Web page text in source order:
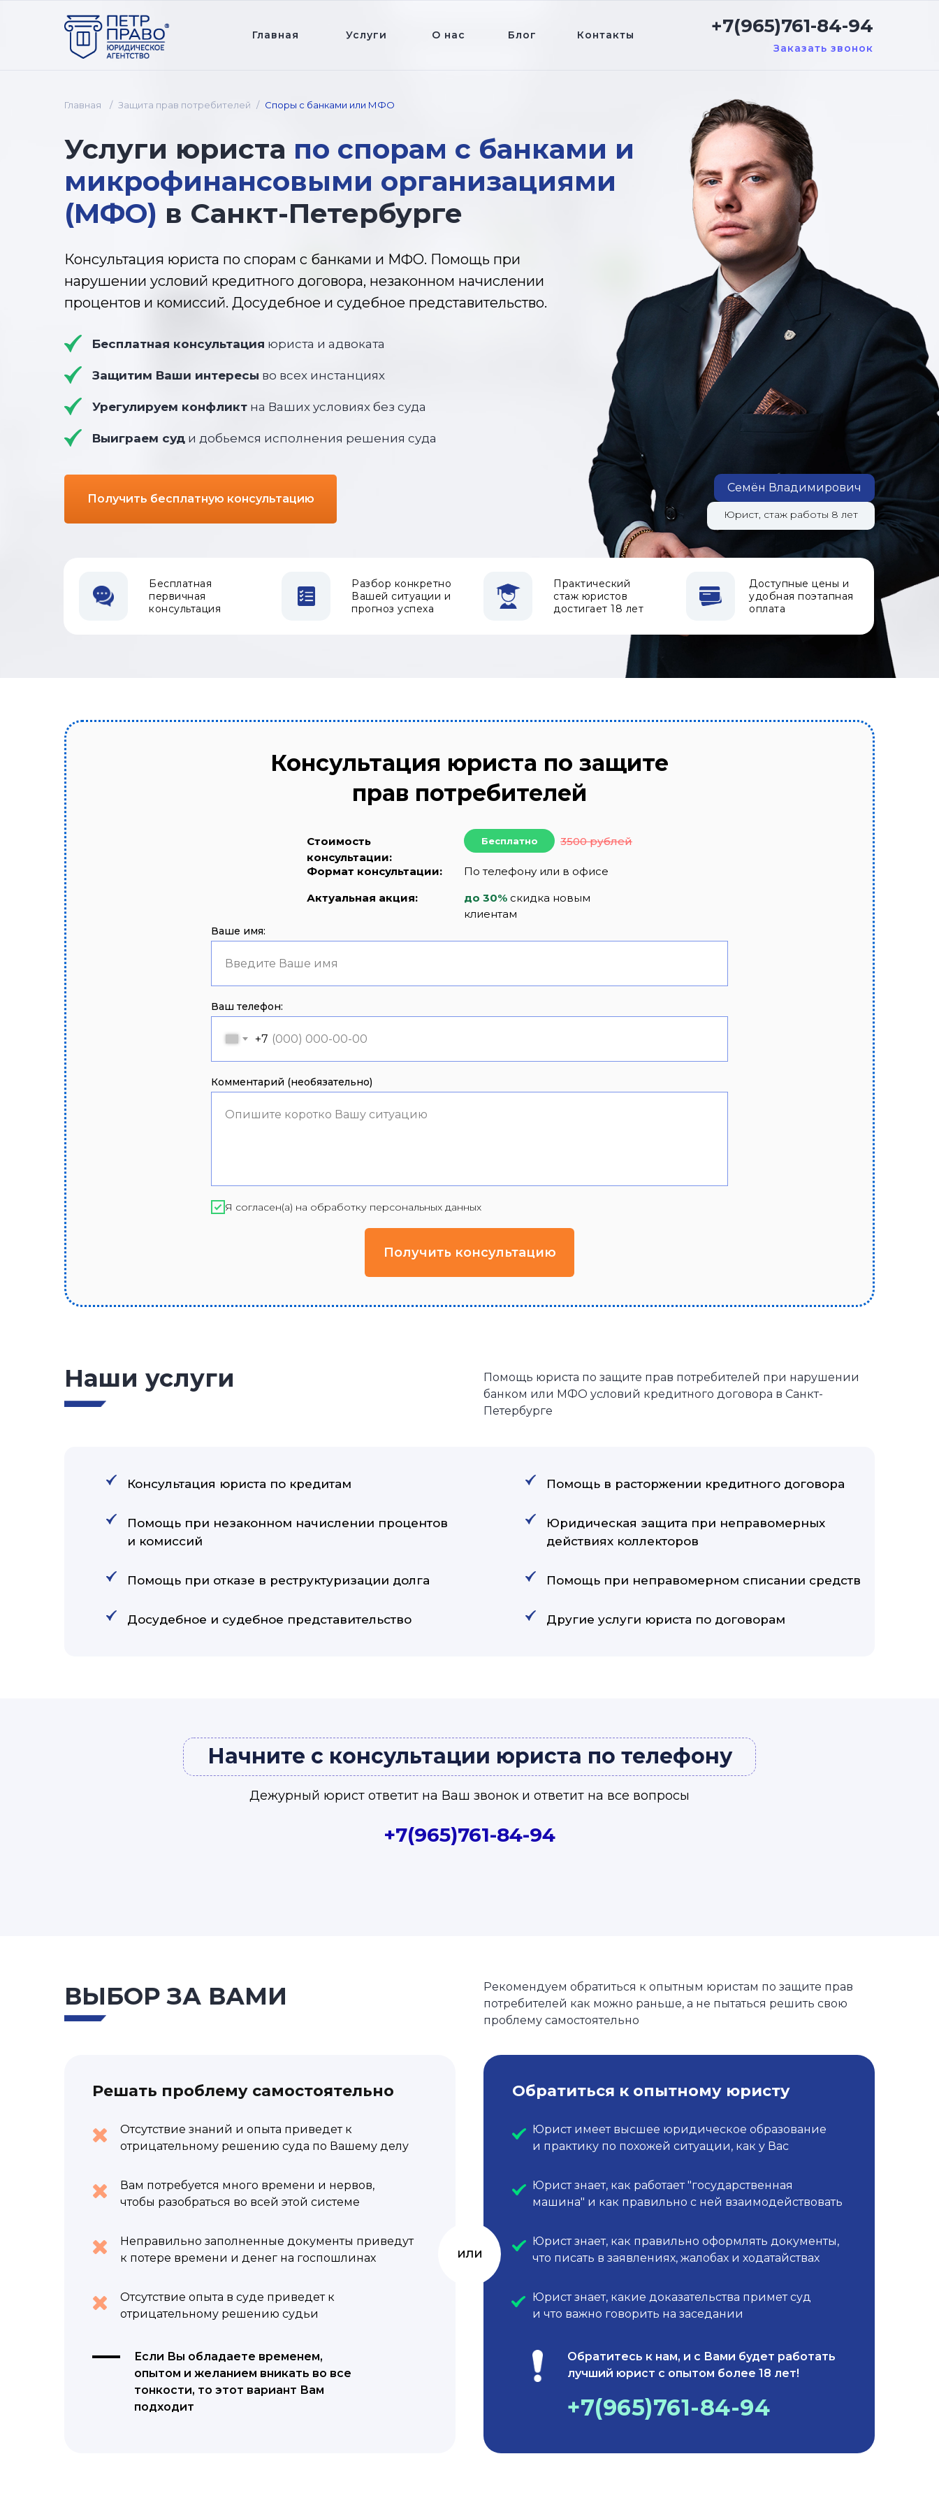
Главная /
Семён Владимирович
Юрист, стаж работы 8 лет
Услуги юриста по спорам с банками и
микрофинансовыми организациями
(МФО) в Санкт-Петербурге
Бесплатная консультация юриста и адвоката
Защитим Ваши интересы во всех инстанциях
Урегулируем конфликт на Ваших условиях без суда
Выиграем суд и добьемся исполнения решения суда
Бесплатная
первичная
консультация
Разбор конкретно
Вашей ситуации и
прогноз успеха
Практический
стаж юристов
достигает 18 лет
Доступные цены и
удобная поэтапная
оплата
Получить бесплатную консультацию
Консультация юриста по спорам с банками и МФО. Помощь при
нарушении условий кредитного договора, незаконном начислении
процентов и комиссий. Досудебное и судебное представительство.
Защита прав потребителей / Споры с банками или МФО
Блог
Заказать звонок
+7(965)761-84-94
Контакты
О нас
Услуги
Главная
Консультация юриста по защите
прав потребителей
Бесплатно 3500 рублей
Стоимость
консультации:
Ваше имя:
Введите Ваше имя
Ваш телефон:
+7
Комментарий (необязательно)
Опишите коротко Вашу ситуацию
Я согласен(а) на обработку персональных данных
Получить консультацию
Актуальная акция: до 30% скидка новым
клиентам
Формат консультации: По телефону или в офисе
Наши услуги
Помощь юриста по защите прав потребителей при нарушении
банком или МФО условий кредитного договора в Санкт-
Петербурге
Консультация юриста по кредитам
Помощь при незаконном начислении процентов
и комиссий
Помощь при отказе в реструктуризации долга
Досудебное и судебное представительство
Помощь в расторжении кредитного договора
Юридическая защита при неправомерных
действиях коллекторов
Помощь при неправомерном списании средств
Другие услуги юриста по договорам
Начните с консультации юриста по телефону
Дежурный юрист ответит на Ваш звонок и ответит на все вопросы
+7(965)761-84-94
ВЫБОР ЗА ВАМИ
Рекомендуем обратиться к опытным юристам по защите прав
потребителей как можно раньше, а не пытаться решить свою
проблему самостоятельно
или
Обратиться к опытному юристу
Решать проблему самостоятельно
Юрист имеет высшее юридическое образование
и практику по похожей ситуации, как у Вас
Юрист знает, как работает "государственная
машина" и как правильно с ней взаимодействовать
Юрист знает, как правильно оформлять документы,
что писать в заявлениях, жалобах и ходатайствах
Юрист знает, какие доказательства примет суд
и что важно говорить на заседании
Отсутствие знаний и опыта приведет к
отрицательному решению суда по Вашему делу
Вам потребуется много времени и нервов,
чтобы разобраться во всей этой системе
Неправильно заполненные документы приведут
к потере времени и денег на госпошлинах
Отсутствие опыта в суде приведет к
отрицательному решению судьи
Если Вы обладаете временем,
опытом и желанием вникать во все
тонкости, то этот вариант Вам
подходит
Обратитесь к нам, и с Вами будет работать
лучший юрист с опытом более 18 лет!
+7(965)761-84-94